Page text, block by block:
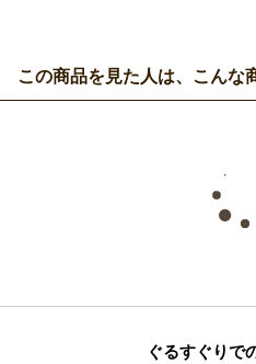
この商品を見た人は、こんな
ぐるすぐりで